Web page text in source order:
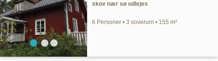
skov nær sø udlejes
6 Personer • 3 soverum • 155 m²